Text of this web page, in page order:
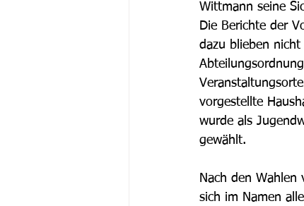
Wittmann seine
Die Berichte der
dazu blieben
vorgestellte
wurde als
gewählt.
Nach den Wahlen
sich im Namen